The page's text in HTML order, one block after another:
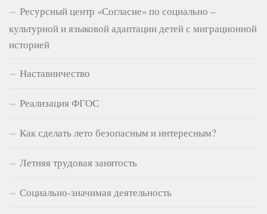
Ресурсный центр «Согласие» по социально –
культурной и языковой адаптации детей с миграционной
историей
Наставничество
Реализация ФГОС
Как сделать лето безопасным и интересным?
Летняя трудовая занятость
Социально-значимая деятельность